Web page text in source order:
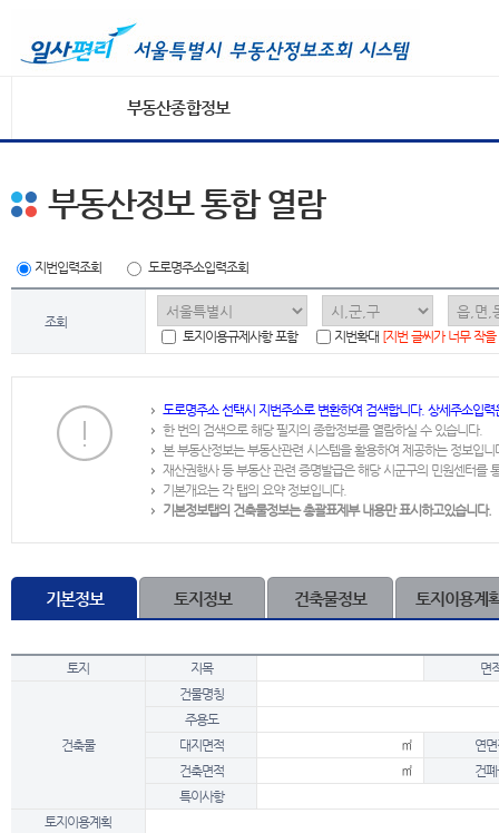
부동산종합정보
부동산정보 통합 열람
지번입력조회 도로명주소입력조회
조회
토지이용규제사항 포함
지번확대 [지번 글씨가 너무 작
도로명주소 선택시 지번주소로 변환하여 검색합니다. 상세주소입
한 번의 검색으로 해당 필지의 종합정보를 열람하실 수 있습니다.
본 부동산정보는 부동산관련 시스템을 활용하여 제공하는 정보입니
재산권행사 등 부동산 관련 증명발급은 해당 시군구의 민원센터를
기본개요는 각 탭의 요약 정보입니다.
기본정보탭의 건축물정보는 총괄표제부 내용만 표시하고있습니다.
기본정보 토지정보 건축물정보 토지이용계
토지 지목 면
건축물
건물명칭
주용도
대지면적
㎡
연
건축면적
㎡
건
특이사항
토지이용계획